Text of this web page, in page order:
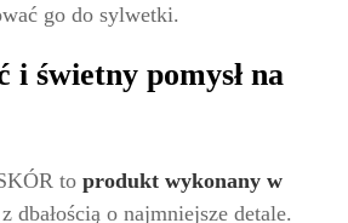
go do sylwetki.
i świetny pomysł na
to produkt wykonany w
dbałością o najmniejsze detale.